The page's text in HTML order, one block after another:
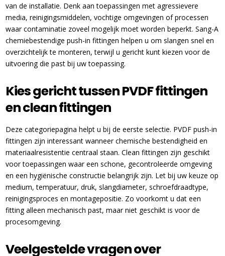
van de installatie. Denk aan toepassingen met agressievere
media, reinigingsmiddelen, vochtige omgevingen of processen
waar contaminatie zoveel mogelijk moet worden beperkt. Sang-A
chemiebestendige push-in fittingen helpen u om slangen snel en
overzichtelijk te monteren, terwijl u gericht kunt kiezen voor de
uitvoering die past bij uw toepassing.
Kies gericht tussen PVDF fittingen
en clean fittingen
Deze categoriepagina helpt u bij de eerste selectie. PVDF push-in
fittingen zijn interessant wanneer chemische bestendigheid en
materiaalresistentie centraal staan. Clean fittingen zijn geschikt
voor toepassingen waar een schone, gecontroleerde omgeving
en een hygiënische constructie belangrijk zijn. Let bij uw keuze op
medium, temperatuur, druk, slangdiameter, schroefdraadtype,
reinigingsproces en montagepositie. Zo voorkomt u dat een
fitting alleen mechanisch past, maar niet geschikt is voor de
procesomgeving.
Veelgestelde vragen over